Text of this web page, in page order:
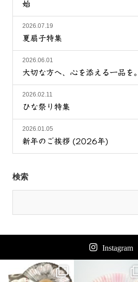
始
2026.07.19
夏扇子特集
2026.06.01
大切な方へ、心を添える一品を。
2026.02.11
ひな祭り特集
2026.01.05
新年のご挨拶 (2026年)
検索
Instagram